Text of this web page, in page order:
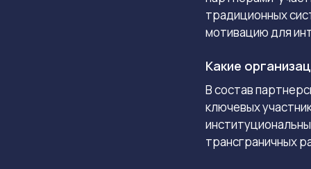
традиционных
мотивацию для
Какие
В состав
ключевых
трансграничных